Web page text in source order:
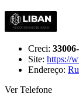
Creci:
Site: https://
Endereço:
Ver Telefone